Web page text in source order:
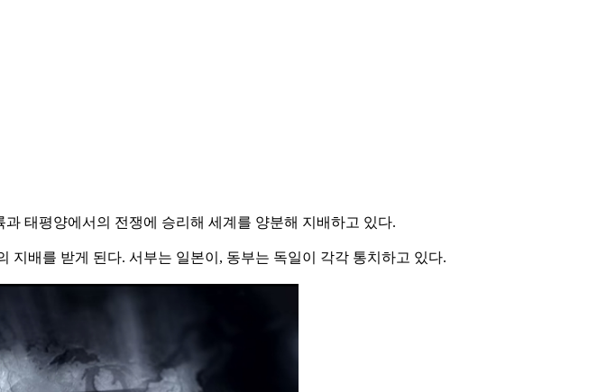
태평양에서의 전쟁에 승리해 세계를 양분해 지배하고 있다.
지배를 받게 된다. 서부는 일본이, 동부는 독일이 각각 통치하고 있다.